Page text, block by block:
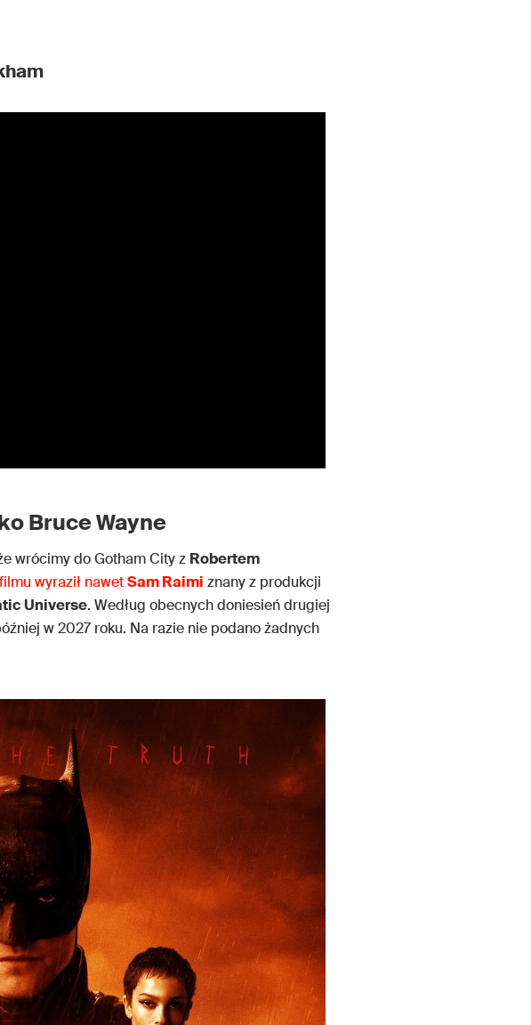
Bruce Wayne
wrócimy do Gotham City z Robertem
wyraził nawetSam Raimi znany z produkcji
Universe. Według obecnych doniesień drugiej
w 2027 roku. Na razie nie podano żadnych